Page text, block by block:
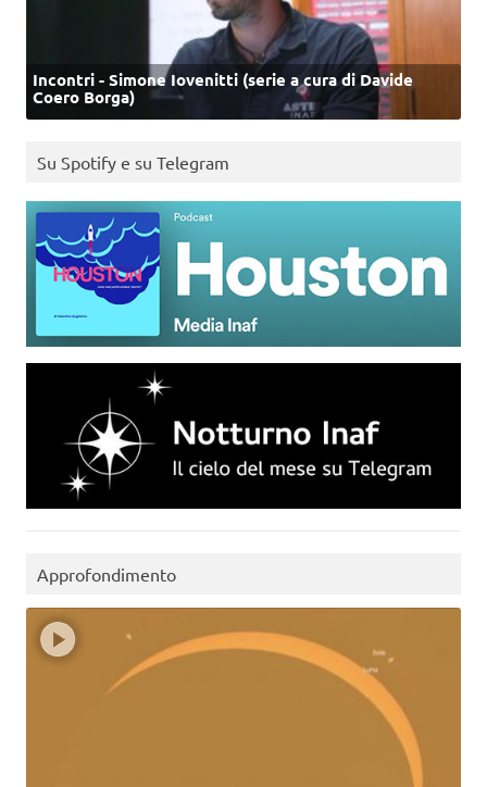
Incontri - Simone Iovenitti (serie a cura di Davide
Coero Borga)
Su Spotify e su Telegram
Approfondimento